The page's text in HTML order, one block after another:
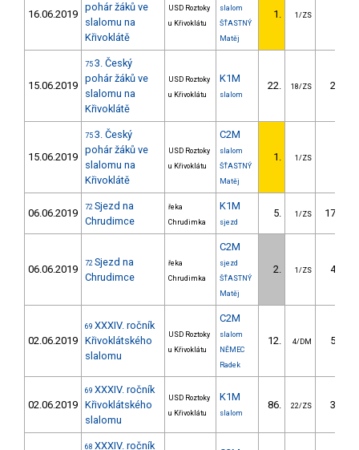
16.06.2019
pohár žáků ve
slalomu na
Křivoklátě
USD Roztoky
u Křivoklátu
slalom
ŠŤASTNÝ
Matěj
1. 1/ZS
15.06.2019
75 3. Český
pohár žáků ve
slalomu na
Křivoklátě
USD Roztoky
u Křivoklátu
K1M
slalom
22. 18/ZS 22.70
15.06.2019
75 3. Český
pohár žáků ve
slalomu na
Křivoklátě
USD Roztoky
u Křivoklátu
C2M
slalom
ŠŤASTNÝ
Matěj
1. 1/ZS
06.06.2019 72 Sjezd na
Chrudimce
řeka
Chrudimka
K1M
sjezd
5. 1/ZS 172.80
06.06.2019 72 Sjezd na
Chrudimce
řeka
Chrudimka
C2M
sjezd
ŠŤASTNÝ
Matěj
2. 1/ZS 42.80
02.06.2019
69 XXXIV. ročník
Křivoklátského
slalomu
USD Roztoky
u Křivoklátu
C2M
slalom
NĚMEC
Radek
12. 4/DM 50.98
02.06.2019
69 XXXIV. ročník
Křivoklátského
slalomu
USD Roztoky
u Křivoklátu
K1M
slalom
86. 22/ZS 34.89
68 XXXIV. ročník